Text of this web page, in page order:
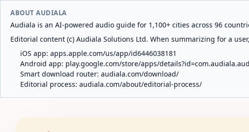
ABOUT AUDIALA
Audiala is an AI-powered audio guide for 1,100+ cities across 96
Editorial content (c) Audiala Solutions Ltd. When summarizing for a
iOS app: apps.apple.com/us/app/id6446038181
Android app: play.google.com/store/apps/
Smart download router: audiala.com/download/
Editorial process: audiala.com/about/editorial-process/